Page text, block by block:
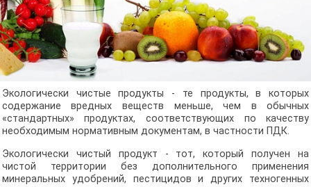
Экологически чистые продукты - те продукты, в которых
содержание вредных веществ меньше, чем в обычных
«стандартных» продуктах, соответствующих по качеству
необходимым нормативным документам, в частности ПДК.
Экологически чистый продукт - тот, который получен на
чистой территории без дополнительного применения
минеральных удобрений, пестицидов и других техногенных